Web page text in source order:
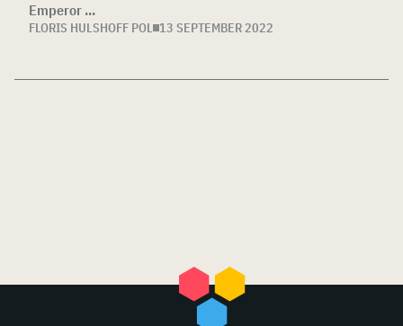
Emperor ...
FLORIS HULSHOFF POL 13 SEPTEMBER 2022